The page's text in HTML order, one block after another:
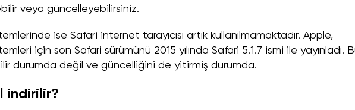
veya güncelleyebilirsiniz.
ise Safari internet tarayıcısı artık kullanılmamaktadır. Apple,
için son Safari sürümünü 2015 yılında Safari 5.1.7 ismi ile yayınladı.
durumda değil ve güncelliğini de yitirmiş durumda.
indirilir?